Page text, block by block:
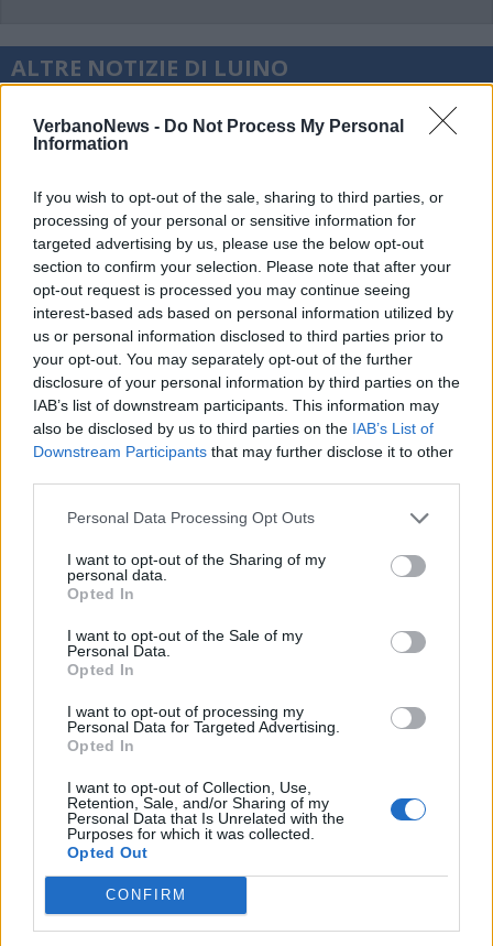
VerbanoNews - Do Not Process My Personal
Information
If you wish to opt-out of the sale, sharing to third parties, or
processing of your personal or sensitive information for
targeted advertising by us, please use the below opt-out
section to confirm your selection. Please note that after your
opt-out request is processed you may continue seeing
interest-based ads based on personal information utilized by
us or personal information disclosed to third parties prior to
your opt-out. You may separately opt-out of the further
disclosure of your personal information by third parties on the
IAB’s list of downstream participants. This information may
also be disclosed by us to third parties on the IAB’s List of
Downstream Participants that may further disclose it to other
Personal Data Processing Opt Outs
I want to opt-out of the Sharing of my
personal data.
Opted In
I want to opt-out of the Sale of my
Personal Data.
Opted In
I want to opt-out of processing my
Personal Data for Targeted Advertising.
Opted In
I want to opt-out of Collection, Use,
Retention, Sale, and/or Sharing of my
Personal Data that Is Unrelated with the
Purposes for which it was collected.
Opted Out
CONFIRM
ALTRE NOTIZIE DI LUINO
LUINO
La scrittrice Virginia Veludo
presenta a Luino il libro “E mi sono
sentita meno sola”